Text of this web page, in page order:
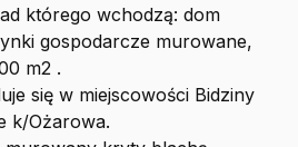
którego wchodzą: dom
gospodarcze murowane,
m2 .
się w miejscowości Bidziny
k/Ożarowa.